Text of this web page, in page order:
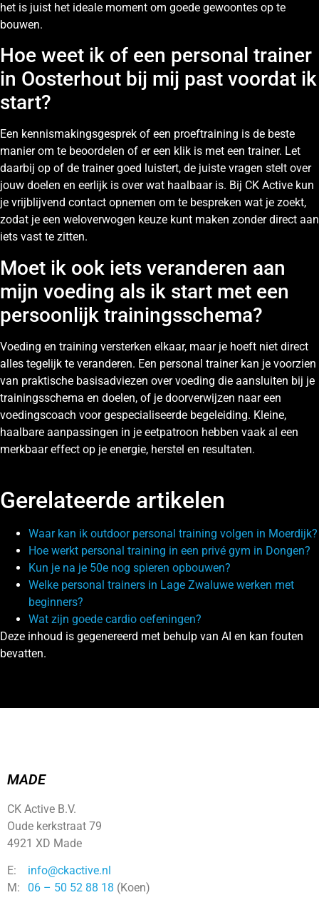
het is juist het ideale moment om goede gewoontes op te
bouwen.
Hoe weet ik of een personal trainer
in Oosterhout bij mij past voordat ik
start?
Een kennismakingsgesprek of een proeftraining is de beste
manier om te beoordelen of er een klik is met een trainer. Let
daarbij op of de trainer goed luistert, de juiste vragen stelt over
jouw doelen en eerlijk is over wat haalbaar is. Bij CK Active kun
je vrijblijvend contact opnemen om te bespreken wat je zoekt,
zodat je een weloverwogen keuze kunt maken zonder direct aan
iets vast te zitten.
Moet ik ook iets veranderen aan
mijn voeding als ik start met een
persoonlijk trainingsschema?
Voeding en training versterken elkaar, maar je hoeft niet direct
alles tegelijk te veranderen. Een personal trainer kan je voorzien
van praktische basisadviezen over voeding die aansluiten bij je
trainingsschema en doelen, of je doorverwijzen naar een
voedingscoach voor gespecialiseerde begeleiding. Kleine,
haalbare aanpassingen in je eetpatroon hebben vaak al een
merkbaar effect op je energie, herstel en resultaten.
Gerelateerde artikelen
Waar kan ik outdoor personal training volgen in Moerdijk?
Hoe werkt personal training in een privé gym in Dongen?
Kun je na je 50e nog spieren opbouwen?
Welke personal trainers in Lage Zwaluwe werken met
beginners?
Wat zijn goede cardio oefeningen?
Deze inhoud is gegenereerd met behulp van AI en kan fouten
bevatten.
MADE
CK Active B.V.
Oude kerkstraat 79
4921 XD Made
E:
info@ckactive.nl
M:
06 – 50 52 88 18 (Koen)